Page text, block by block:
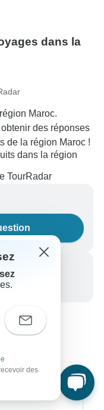
dans la
Maroc.
des réponses
de la région Maroc !
dans la région
TourRadar
des